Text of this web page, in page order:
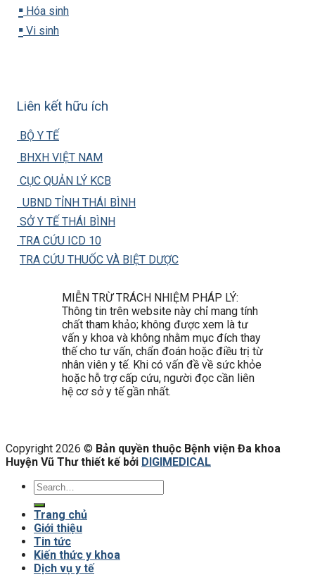
▪️ Hóa sinh
▪️ Vi sinh
Liên kết hữu ích
BỘ Y TẾ
BHXH VIỆT NAM
CỤC QUẢN LÝ KCB
UBND TỈNH THÁI BÌNH
SỞ Y TẾ THÁI BÌNH
TRA CỨU ICD 10
TRA CỨU THUỐC VÀ BIỆT DƯỢC
MIỄN TRỪ TRÁCH NHIỆM PHÁP LÝ:
Thông tin trên website này chỉ mang tính
chất tham khảo; không được xem là tư
vấn y khoa và không nhằm mục đích thay
thế cho tư vấn, chẩn đoán hoặc điều trị từ
nhân viên y tế. Khi có vấn đề về sức khỏe
hoặc hỗ trợ cấp cứu, người đọc cần liên
hệ cơ sở y tế gần nhất.
Copyright 2026 © Bản quyền thuộc Bệnh viện Đa khoa
Huyện Vũ Thư thiết kế bởi DIGIMEDICAL
Trang chủ
Giới thiệu
Tin tức
Kiến thức y khoa
Dịch vụ y tế